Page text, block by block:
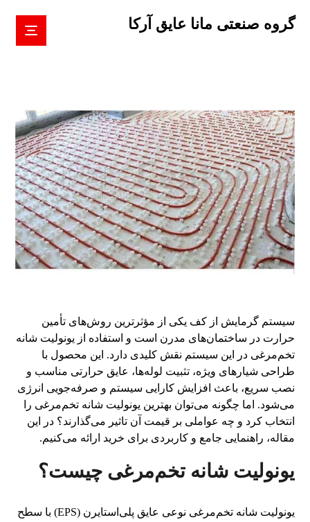
گروه صنعتی مانا عایق آرکا
سیستم گرمایش از کف یکی از مؤثرترین روش‌های تأمین
حرارت در ساختمان‌های مدرن است و استفاده از یونولیت شانه
تخم‌مرغی در این سیستم نقش کلیدی دارد. این محصول با
طراحی شیارهای ویژه، تثبیت لوله‌ها، عایق حرارتی مناسب و
نصب سریع، باعث افزایش کارایی سیستم و صرفه‌جویی انرژی
می‌شود. اما چگونه می‌توان بهترین یونولیت شانه تخم‌مرغی را
انتخاب کرد و چه عواملی بر قیمت آن تاثیر می‌گذارند؟ در این
مقاله، راهنمایی جامع و کاربردی برای خرید ارائه می‌کنیم.
یونولیت شانه تخم‌مرغی چیست؟
یونولیت شانه تخم‌مرغی نوعی عایق پلی‌استایرن (EPS) با سطح